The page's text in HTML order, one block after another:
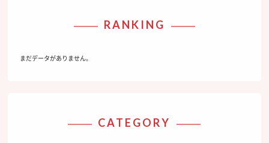
RANKING
まだデータがありません。
CATEGORY